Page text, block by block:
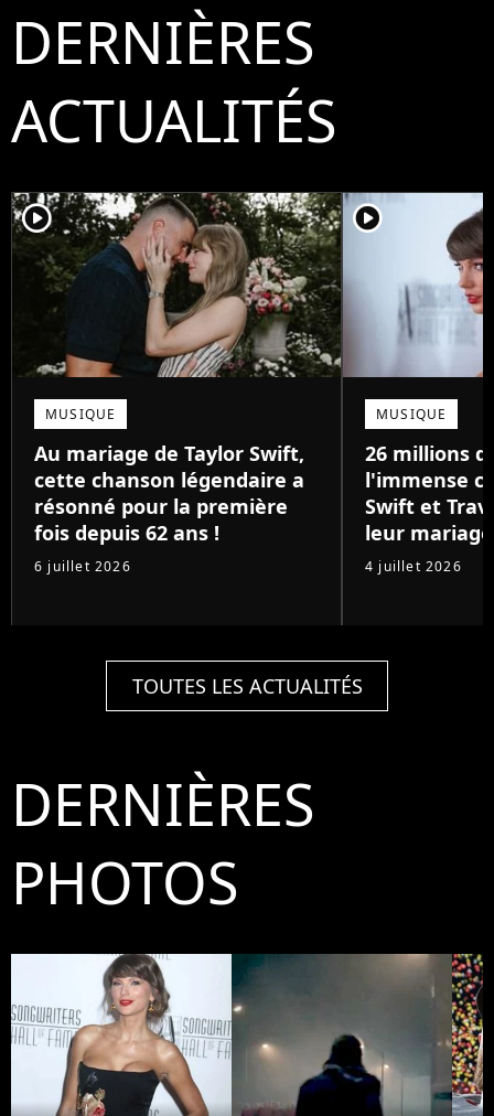
DERNIÈRES
ACTUALITÉS
player2
MUSIQUE
Au mariage de Taylor Swift,
cette chanson légendaire a
résonné pour la première
fois depuis 62 ans !
6 juillet 2026
player2
MUSIQUE
26 millions
l'immense
Swift et
leur mariage
4 juillet 2026
TOUTES LES ACTUALITÉS
DERNIÈRES
PHOTOS